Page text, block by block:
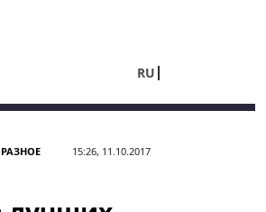
RU
РАЗНОЕ 15:26, 11.10.2017